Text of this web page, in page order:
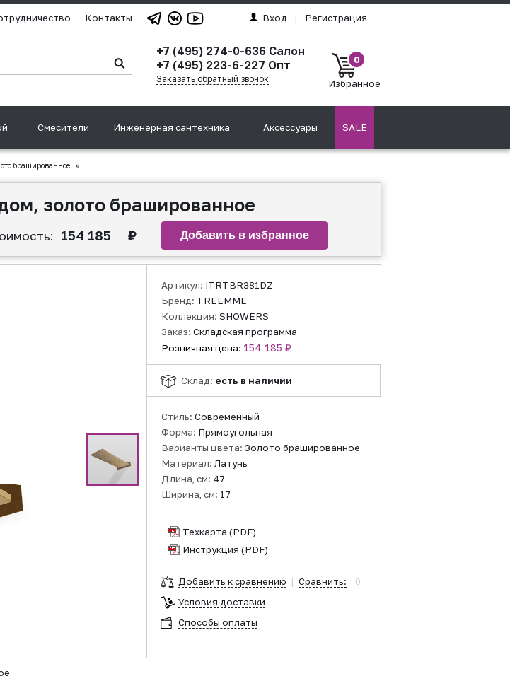
Контакты Вход | Регистрация
+7 (495) 274-0-636 Салон
+7 (495) 223-6-227 Опт
Заказать обратный звонок
0
Избранное
Смесители Инженерная сантехника Аксессуары SALE
брашированное »
золото брашированное
154 185 ₽
Артикул: ITRTBR381DZ
Бренд: TREEMME
Коллекция: SHOWERS
Заказ: Складская программа
Розничная цена: 154 185 ₽
Склад: есть в наличии
Стиль: Современный
Форма: Прямоугольная
Варианты цвета: Золото брашированное
Материал: Латунь
Длина, см: 47
Ширина, см: 17
Техкарта (PDF)
Инструкция (PDF)
Добавить к сравнению | Сравнить:
0
Условия доставки
Способы оплаты